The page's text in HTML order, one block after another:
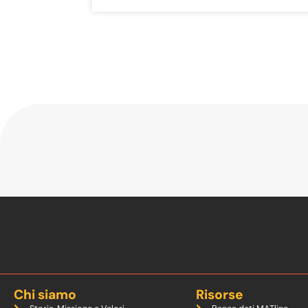
Chi siamo Risorse